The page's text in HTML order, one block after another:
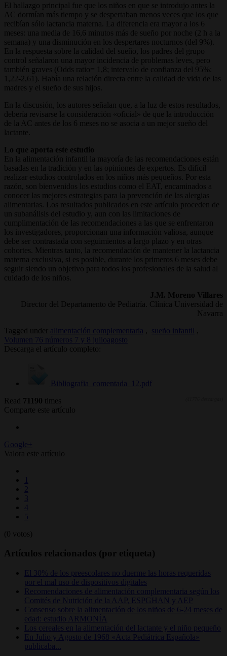
El hallazgo principal fue que los niños en que se introdujo antes la
AC dormían más tiempo y se despertaban menos veces que los que
recibían sólo lactancia materna. La diferencia era mayor a los 6
meses: una media de 16,6 minutos más de sueño por noche (2 h a la
semana) y una disminución en los despertares nocturnos (del 9%).
En la respuesta sobre la calidad del sueño, los padres del grupo
control señalaron una mayor incidencia de problemas leves, pero
también graves (Odds ratio= 1,8; intervalo de confianza del 95%:
1,22-2,61). Había una relación directa entre la calidad de vida de las
madres y el sueño de sus hijos.
En la discusión, los autores señalan que, a la luz de estos resultados,
debería revisarse la consideración «oficial» de que la introducción
de la AC antes de los 6 meses no se asocia a un mejor sueño del
lactante.
Lo que aporta este estudio
En la alimentación infantil la mayoría de las recomendaciones están
basadas en la tradición y en las opiniones de expertos. Es difícil
realizar estudios controlados en los niños más pequeños. Por esta
razón, son bienvenidos los estudios como el EAT, encaminados a
conocer las mejores estrategias para la prevención de las alergias
alimentarias. Los resultados publicados en este artículo proceden de
un subanálisis del estudio y, aun con las limitaciones de
cumplimentación de las recomendaciones a las que se enfrentaron
los investigadores, proporcionan una información valiosa, aunque
debe ser contrastada con seguimientos a largo plazo y en otras
cohortes. Mientras tanto, la recomendación de mantener la lactancia
materna exclusiva, si es posible, durante los primeros 6 meses debe
seguir siendo un objetivo para todos los profesionales de la salud al
cuidado de los niños.
J.M. Moreno Villares
Director del Departamento de Pediatría. Clínica Universidad de
Navarra
Tagged under
alimentación complementaria sueño infantil
Volumen 76 números 7 y 8 julioagosto
Descarga el artículo completo:
Bibliografia_comentada_12.pdf
Read 71190 times
Comparte este artículo
Google+
Valora este artículo
1
2
3
4
5
(0 votos)
Artículos relacionados (por etiqueta)
El 30% de los preescolares no duerme las horas requeridas
por el mal uso de dispositivos digitales
Recomendaciones de alimentación complementaria según los
Comités de Nutrición de la AAP, ESPGHAN y AEP
Consenso sobre la alimentación de los niños de 6-24 meses de
edad: estudio ARMONÍA
Los cereales en la alimentación del lactante y el niño pequeño
En Julio y Agosto de 1968 «Acta Pediátrica Española»
publicaba...